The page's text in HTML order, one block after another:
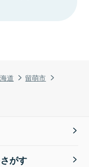
道
留萌市
がす